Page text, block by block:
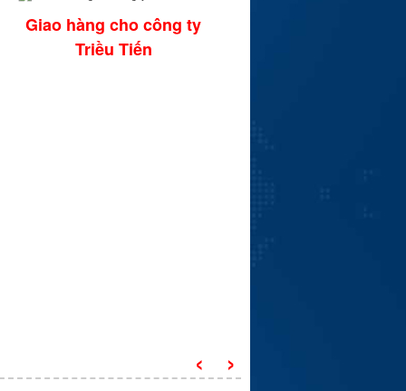
Giao hàng cho công ty
Triều Tiến
‹ ›